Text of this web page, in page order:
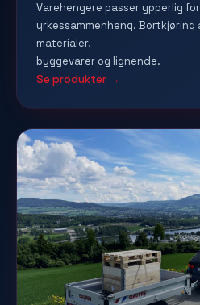
Varehengere passer ypperlig
yrkessammenheng. Bortkjøring
materialer,
byggevarer og lignende.
Se produkter →